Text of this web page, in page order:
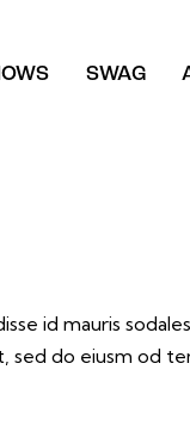
SWAG
id mauris
do eiusm od